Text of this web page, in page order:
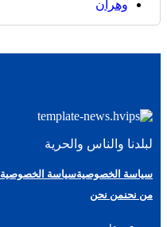
وهران
لبلدنا والناس والحرية
سياسة الخصوصيةسياسة الخصوصية
من نحنمن نحن